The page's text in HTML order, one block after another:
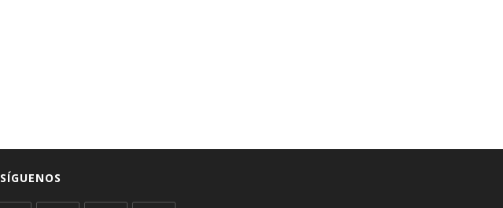
SÍGUENOS